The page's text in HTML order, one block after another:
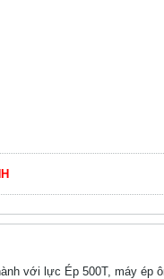
với lực Ép 500T, máy